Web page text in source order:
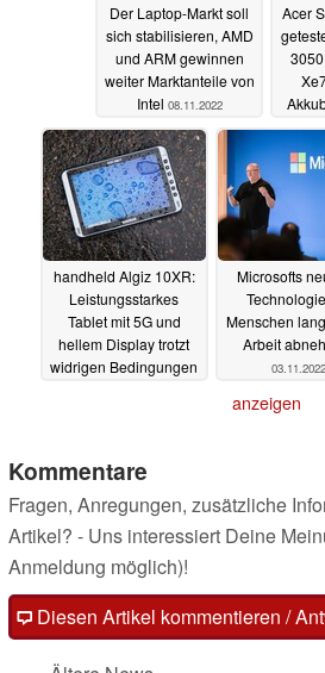
Der Laptop-Markt soll
sich stabilisieren, AMD
und ARM gewinnen
weiter Marktanteile von
Intel 08.11.2022
Acer
handheld Algiz 10XR:
Leistungsstarkes
Tablet mit 5G und
hellem Display trotzt
widrigen Bedingungen
Microsofts
Menschen
Arbeit
03.11.2022
anzeigen
Kommentare
Fragen, Anregungen, zusätzliche
Artikel? - Uns interessiert Deine
Anmeldung möglich)!
Diesen Artikel kommentieren /